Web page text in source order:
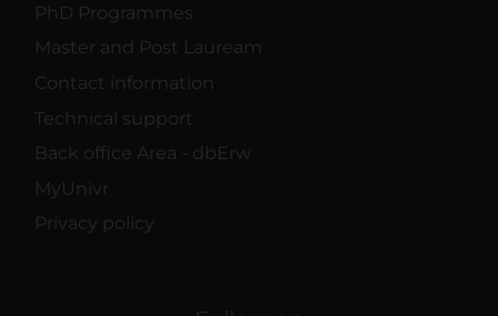
PhD Programmes
Master and Post Lauream
Contact information
Technical support
Back office Area - dbErw
MyUnivr
Privacy policy